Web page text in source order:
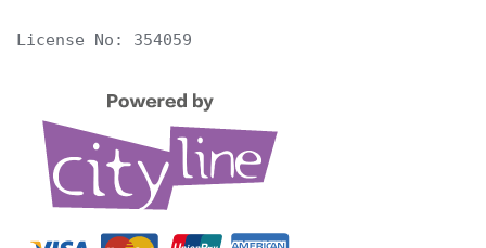
License No: 354059